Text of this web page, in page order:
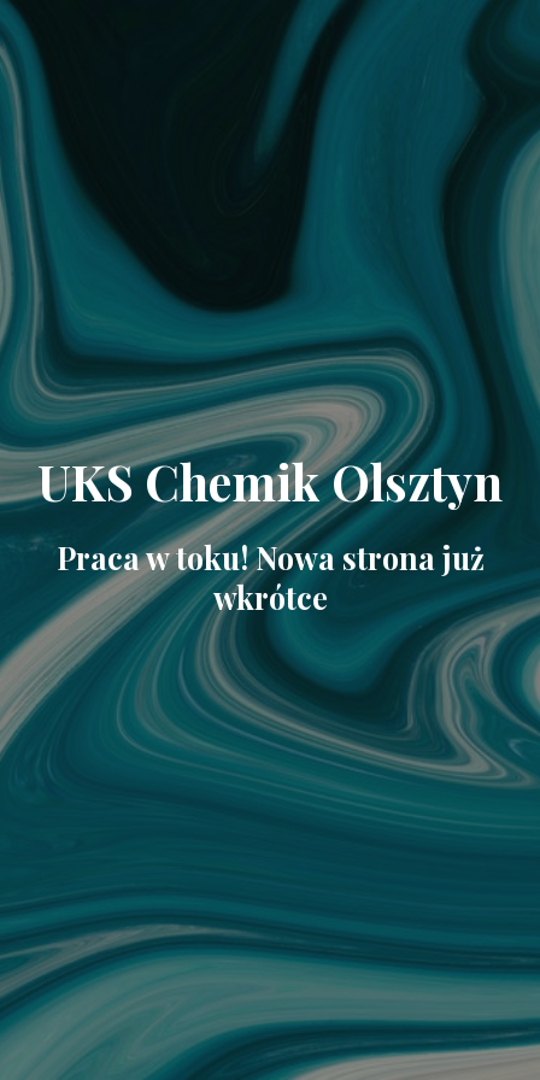
UKS Chemik Olsztyn
Praca w toku! Nowa strona już
wkrótce